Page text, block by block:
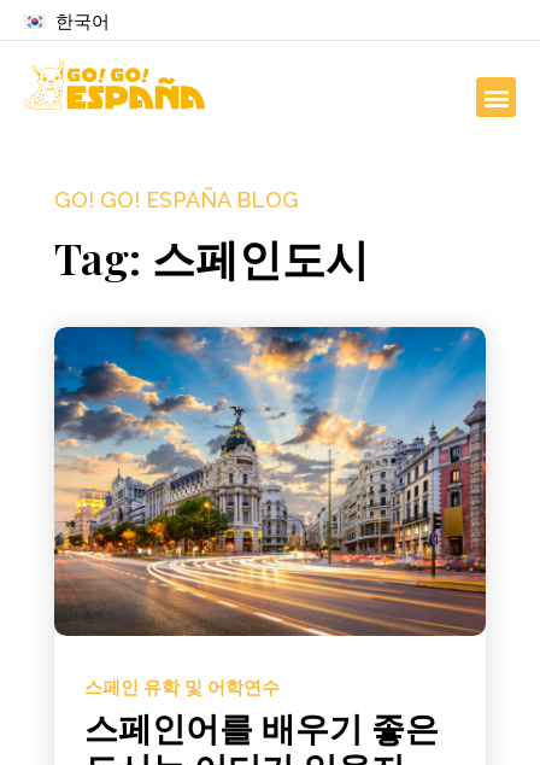
한국어
GO! GO! ESPAÑA BLOG
Tag: 스페인도시
스페인 유학 및 어학연수
스페인어를 배우기 좋은